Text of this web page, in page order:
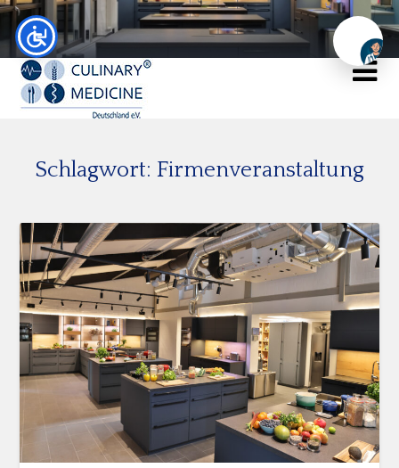
Schlagwort: Firmenveranstaltung
Chat